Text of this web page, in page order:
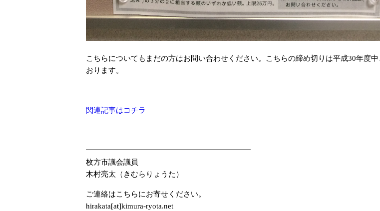
こちらについてもまだの方はお問い合わせください。こちらの締め切りは平成30年度中
おります。
関連記事はコチラ
━━━━━━━━━━━━━━━━━━━━━━
枚方市議会議員
木村亮太（きむらりょうた）
ご連絡はこちらにお寄せください。
hirakata[at]kimura-ryota.net